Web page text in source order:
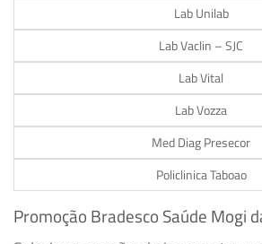
Lab Unilab
Lab Vaclin – SJC
Lab Vital
Lab Vozza
Med Diag Presecor
Policlinica Taboao
Promoção Bradesco Saúde Mogi